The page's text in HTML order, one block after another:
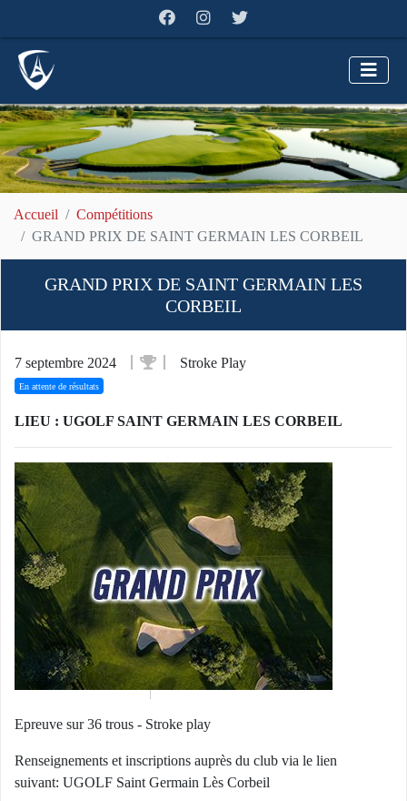
Accueil
Compétitions
GRAND PRIX DE SAINT GERMAIN LES CORBEIL
GRAND PRIX DE SAINT GERMAIN LES
CORBEIL
7 septembre 2024 Stroke Play
En attente de résultats
LIEU : UGOLF SAINT GERMAIN LES CORBEIL
Epreuve sur 36 trous - Stroke play
Renseignements et inscriptions auprès du club via le lien
suivant: UGOLF Saint Germain Lès Corbeil